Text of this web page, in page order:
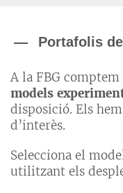
Portafolis
A la FBG
models
disposició. Els
d’interès.
Selecciona el
utilitzant els